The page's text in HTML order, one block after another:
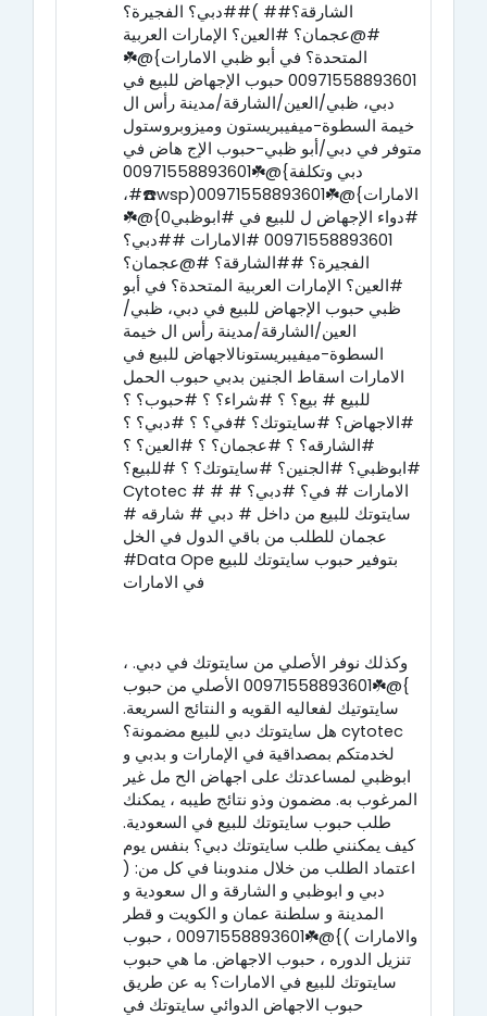
##دبي؟ الفجيرة؟( ##الشارقة؟
#@عجمان؟ #العين؟ الإمارات العربية
المتحدة؟ في أبو ظبي الامارات}@☘️
00971558893601 حبوب الإجهاض للبيع في
دبي، ظبي/العين/الشارقة/مدينة رأس ال
خيمة السطوة-ميفيبريستون وميزوبروستول
متوفر في دبي/أبو ظبي-حبوب الإج هاض في
دبي وتكلفة}@☘️00971558893601
،#☎️wsp)الامارات}@☘️00971558893601
#دواء الإجهاض ل للبيع في #ابوظبي0}@☘️
00971558893601 #الامارات ##دبي؟
الفجيرة؟ ##الشارقة؟ #@عجمان؟
#العين؟ الإمارات العربية المتحدة؟ في أبو
ظبي حبوب الإجهاض للبيع في دبي، ظبي/
العين/الشارقة/مدينة رأس ال خيمة
السطوة-ميفيبريستونالاجهاض للبيع في
الامارات اسقاط الجنين بدبي حبوب الحمل
للبيع # بيع؟ ؟ #شراء؟ ؟ #حبوب؟ ؟
#الاجهاض؟ #سايتوتك؟ #في؟ ؟ #دبي؟ ؟
#الشارقه؟ ؟ #عجمان؟ ؟ #العين؟ ؟
#ابوظبي؟ #الجنين؟ #سايتوتك؟ ؟ #للبيع؟
Cytotec # # الامارات # في؟ #دبي؟ #
سايتوتك للبيع من داخل # دبي # شارقه #
عجمان للطلب من باقي الدول في الخل
#Data Ope بتوفير حبوب سايتوتك للبيع
في الامارات
، وكذلك نوفر الأصلي من سايتوتك في دبي.
}@☘️00971558893601 الأصلي من حبوب
سايتوتيك لفعاليه القويه و النتائج السريعة.
هل سايتوتك دبي للبيع مضمونة؟ cytotec
لخدمتكم بمصداقية في الإمارات و بدبي و
ابوظبي لمساعدتك على اجهاض الح مل غير
المرغوب به. مضمون وذو نتائج طيبه ، يمكنك
طلب حبوب سايتوتك للبيع في السعودية.
كيف يمكنني طلب سايتوتك دبي؟ بنفس يوم
اعتماد الطلب من خلال مندوبنا في كل من: (
دبي و ابوظبي و الشارقة و ال سعودية و
المدينة و سلطنة عمان و الكويت و قطر
والامارات )}@☘️00971558893601 ، حبوب
تنزيل الدوره ، حبوب الاجهاض. ما هي حبوب
سايتوتك للبيع في الامارات؟ به عن طريق
حبوب الاجهاض الدوائي سايتوتك في